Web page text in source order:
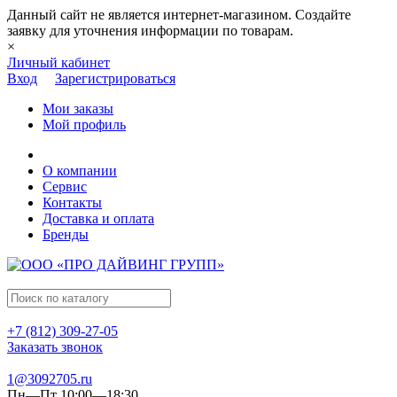
Данный сайт не является интернет-магазином. Создайте
заявку для уточнения информации по товарам.
×
Личный кабинет
Вход
Зарегистрироваться
Мои заказы
Мой профиль
О компании
Сервис
Контакты
Доставка и оплата
Бренды
+7 (812) 309-27-05
Заказать звонок
1@3092705.ru